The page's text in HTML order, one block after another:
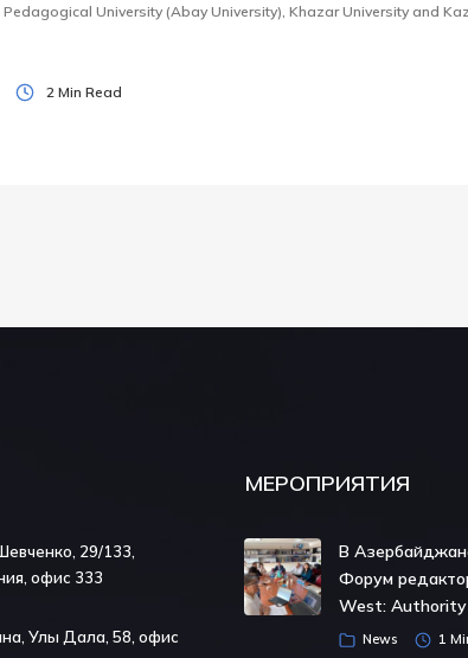
University (Abay University), Khazar University and
2 Min Read
29/133,
офис 333
Улы Дала, 58, офис
МЕРОПРИЯТИЯ
В
Форум
West:
News 1